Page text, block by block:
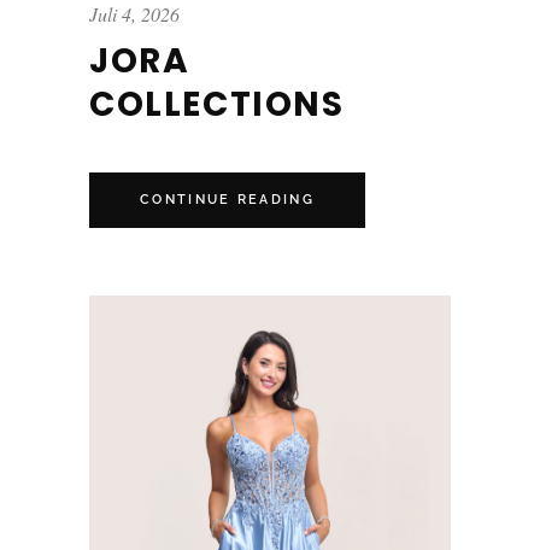
Juli 4, 2026
JORA
COLLECTIONS
CONTINUE READING